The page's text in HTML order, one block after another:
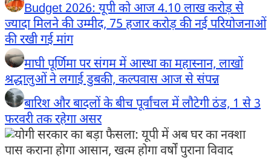
Budget 2026: यूपी को आज 4.10 लाख करोड़ से
ज्यादा मिलने की उम्मीद, 75 हजार करोड़ की नई परियोजनाओं
की रखी गई मांग
माघी पूर्णिमा पर संगम में आस्था का महास्नान, लाखों
श्रद्धालुओं ने लगाई डुबकी, कल्पवास आज से संपन्न
बारिश और बादलों के बीच पूर्वांचल में लौटेगी ठंड, 1 से 3
फरवरी तक रहेगा असर